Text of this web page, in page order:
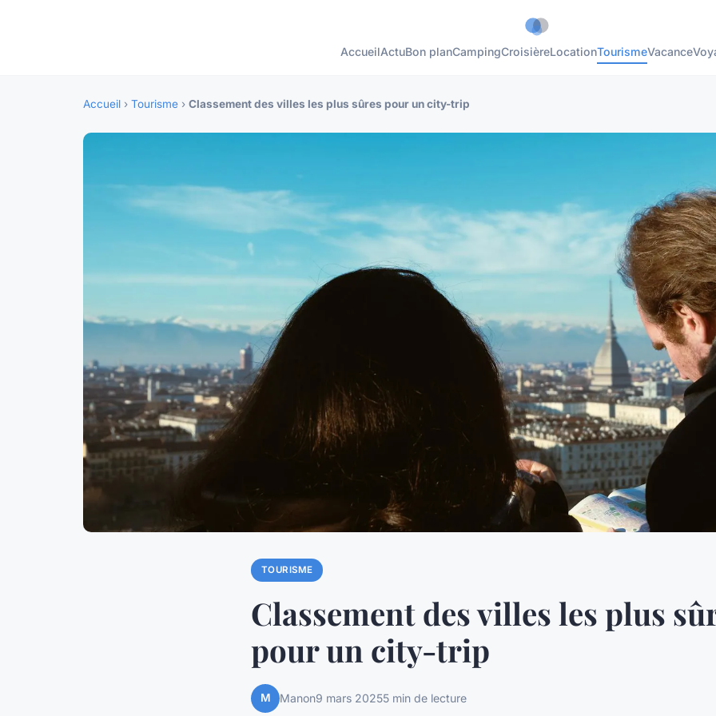
AccueilActuBon planCampingCroisièreLocationTourismeVacance
Accueil › Tourisme › Classement des villes les plus sûres pour un city-trip
TOURISME
Classement des villes les plus
pour un city-trip
M Manon9 mars 20255 min de lecture